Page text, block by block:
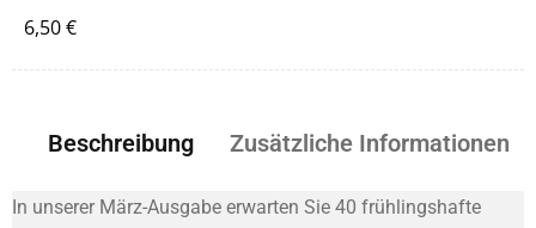
6,50€
Beschreibung Zusätzliche Informationen
In unserer März-Ausgabe erwarten Sie 40 frühlingshafte